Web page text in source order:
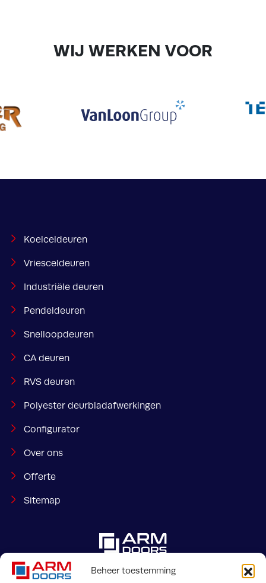
Beheer toestemming
WIJ WERKEN VOOR
Koelceldeuren
Vriesceldeuren
Industriële deuren
Pendeldeuren
Snelloopdeuren
CA deuren
RVS deuren
Polyester deurbladafwerkingen
Configurator
Over ons
Offerte
Sitemap